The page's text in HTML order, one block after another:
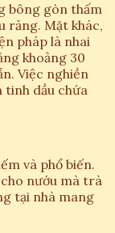
bông gòn thấm
răng. Mặt khác,
pháp là nhai
khoảng 30
Việc nghiền
tinh dầu chứa
và phổ biến.
nướu mà trà
tại nhà mang